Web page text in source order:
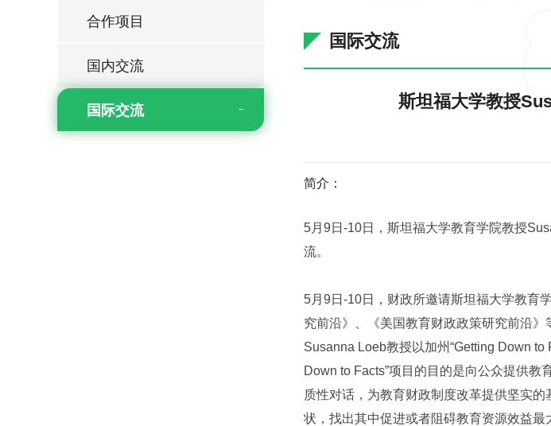
合作项目
国内交流
国际交流
国际交流
斯坦福大学教授
简介：
5月9日-10日，斯坦福大学教育学院教授
流。
5月9日-10日，财政所邀请斯坦福大学教育
究前沿》、《美国教育财政政策研究前沿
Susanna Loeb教授以加州“Getting Down
Down to Facts”项目的目的是向公众提供
质性对话，为教育财政制度改革提供坚实
状，找出其中促进或者阻碍教育资源效益